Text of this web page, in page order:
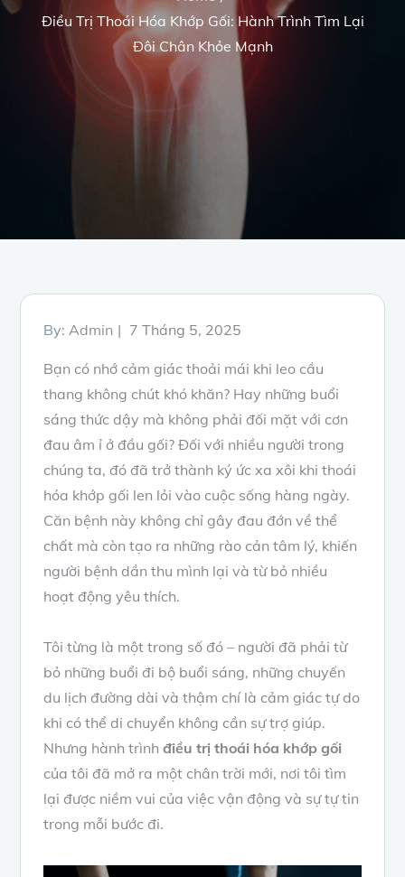
Điều Trị Thoái Hóa Khớp Gối: Hành Trình Tìm Lại
Đôi Chân Khỏe Mạnh
By: Admin
Posted
7 Tháng 5, 2025
Bạn có nhớ cảm giác thoải mái khi leo cầu
thang không chút khó khăn? Hay những buổi
sáng thức dậy mà không phải đối mặt với cơn
đau âm ỉ ở đầu gối? Đối với nhiều người trong
chúng ta, đó đã trở thành ký ức xa xôi khi thoái
hóa khớp gối len lỏi vào cuộc sống hàng ngày.
Căn bệnh này không chỉ gây đau đớn về thể
chất mà còn tạo ra những rào cản tâm lý, khiến
người bệnh dần thu mình lại và từ bỏ nhiều
hoạt động yêu thích.
Tôi từng là một trong số đó – người đã phải từ
bỏ những buổi đi bộ buổi sáng, những chuyến
du lịch đường dài và thậm chí là cảm giác tự do
khi có thể di chuyển không cần sự trợ giúp.
Nhưng hành trìnhđiều trị thoái hóa khớp gối
của tôi đã mở ra một chân trời mới, nơi tôi tìm
lại được niềm vui của việc vận động và sự tự tin
trong mỗi bước đi.